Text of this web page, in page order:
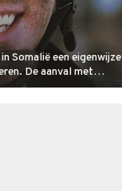
Somalië een eigenwijze
De aanval met
down dramatisch.